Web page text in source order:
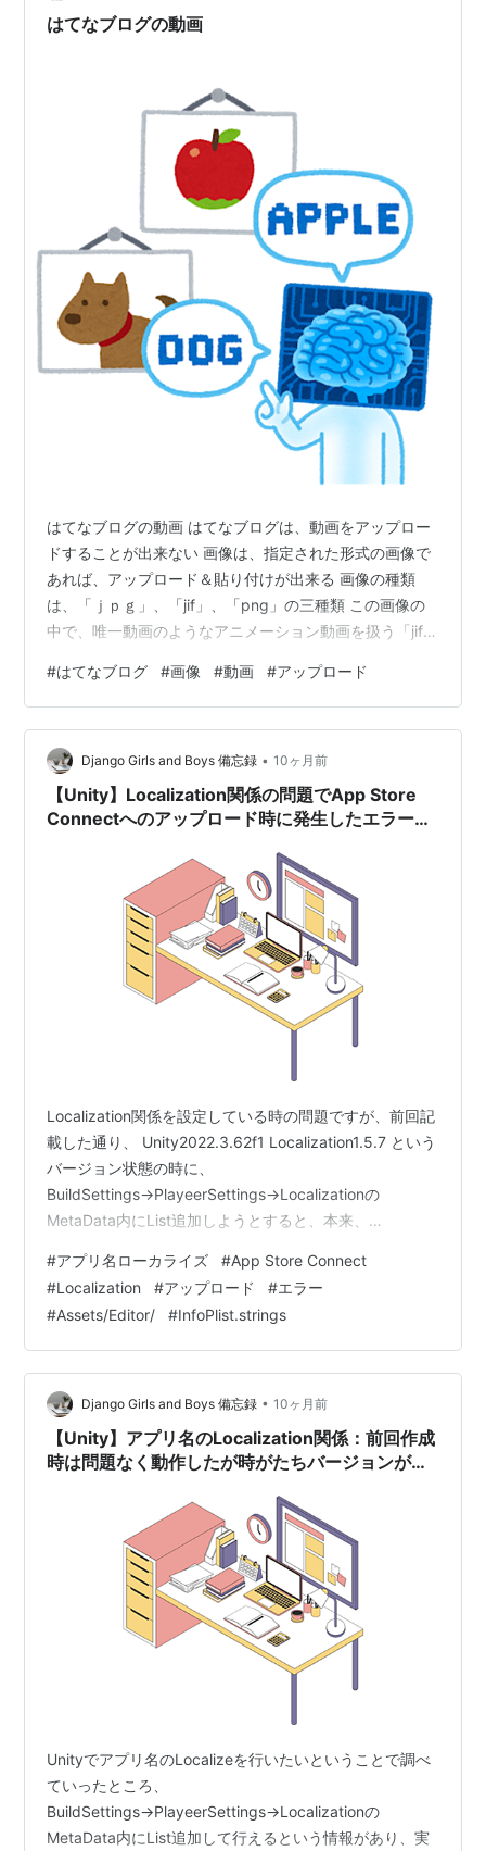
なければ損ですよ的な威…
はてなブログの動画
はてなブログの動画 はてなブログは、動画をアップロー
ドすることが出来ない 画像は、指定された形式の画像で
あれば、アップロード＆貼り付けが出来る 画像の種類
は、「ｊｐｇ」、「jif」、「png」の三種類 この画像の
中で、唯一動画のようなアニメーション動画を扱う「jif」
ーション動画として、動画らしきものを作れば 動画とし
て、アップロード＆貼り付けができる 容量の問題もある
が、一応動画として扱うことができる「jif」画像 通常の
動画は、「ｍｐ４」形式が、一般的になっている 動画の
形式も、色々な種類がある ユーチューブは、「mp4」形
式が一…
#はてなブログ #画像 #動画 #アップロード
Django Girls and Boys 備忘録 • 10ヶ月前
【Unity】Localization関係の問題でApp Store
Connectへのアップロード時に発生したエラーに
Localization関係を設定している時の問題ですが、前回記
載した通り、 Unity2022.3.62f1 Localization1.5.7 という
バージョン状態の時に、
BuildSettings→PlayeerSettings→Localizationの
MetaData内にList追加しようとすると、本来、
示になっていた。 この問題は、Localizationのバージョ
ンを1.5.7から1.5.2にすることでとりあえず解決しまし
た。 しかしながら、App Store Connectへアップロード
しようとした時に以下…
#アプリ名ローカライズ #App Store Connect
#Localization #アップロード #エラー
#Assets/Editor/ #InfoPlist.strings
Django Girls and Boys 備忘録 • 10ヶ月前
【Unity】アプリ名のLocalization関係：前回作成
時は問題なく動作したが時がたちバージョンが変
ロード時にエラーが発生した件
Unityでアプリ名のLocalizeを行いたいということで調べ
ていったところ、
BuildSettings→PlayeerSettings→Localizationの
MetaData内にList追加して行えるという情報があり、実